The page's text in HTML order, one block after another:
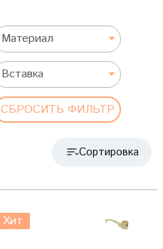
Материал
Вставка
СБРОСИТЬ ФИЛЬТР
Сортировка
Хит